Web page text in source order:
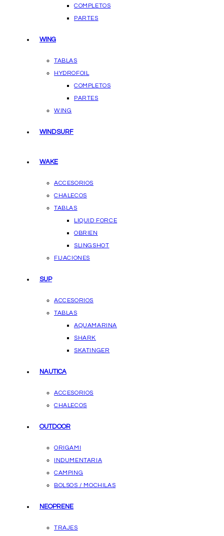
COMPLETOS
PARTES
WING
TABLAS
HYDROFOIL
COMPLETOS
PARTES
WING
WINDSURF
WAKE
ACCESORIOS
CHALECOS
TABLAS
LIQUID FORCE
OBRIEN
SLINGSHOT
FIJACIONES
SUP
ACCESORIOS
TABLAS
AQUAMARINA
SHARK
SKATINGER
NAUTICA
ACCESORIOS
CHALECOS
OUTDOOR
ORIGAMI
INDUMENTARIA
CAMPING
BOLSOS / MOCHILAS
NEOPRENE
TRAJES